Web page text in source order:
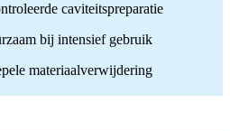
caviteitspreparatie
bij intensief gebruik
materiaalverwijdering